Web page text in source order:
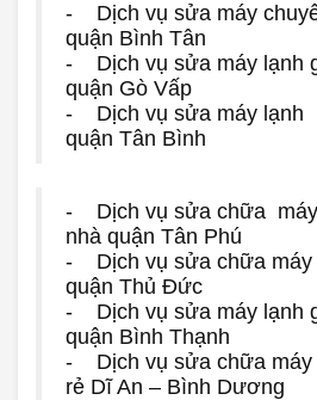
- Dịch vụ sửa máy
quận Bình Tân
- Dịch vụ sửa máy lạnh
quận Gò Vấp
- Dịch vụ sửa máy lạnh
quận Tân Bình
- Dịch vụ sửa chữa
nhà quận Tân Phú
- Dịch vụ sửa chữa máy
quận Thủ Đức
- Dịch vụ sửa máy lạnh
quận Bình Thạnh
- Dịch vụ sửa chữa máy
rẻ Dĩ An – Bình Dương